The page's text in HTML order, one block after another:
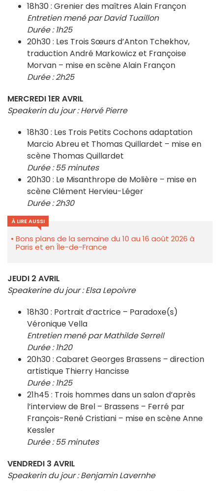
18h30 : Grenier des maîtres Alain Françon
Entretien mené par David Tuaillon
Durée : 1h25
20h30 : Les Trois Sœurs d’Anton Tchekhov,
traduction André Markowicz et Françoise
Morvan – mise en scène Alain Françon
Durée : 2h25
MERCREDI 1ER AVRIL
Speakerin du jour : Hervé Pierre
18h30 : Les Trois Petits Cochons adaptation
Marcio Abreu et Thomas Quillardet – mise en
scène Thomas Quillardet
Durée : 55 minutes
20h30 : Le Misanthrope de Molière – mise en
scène Clément Hervieu-Léger
Durée : 2h30
À LIRE AUSSI
Bons plans de la semaine du 10 au 16 août 2026 à
Paris et en Île-de-France
JEUDI 2 AVRIL
Speakerine du jour : Elsa Lepoivre
18h30 : Portrait d’actrice – Paradoxe(s)
Véronique Vella
Entretien mené par Mathilde Serrell
Durée : 1h20
20h30 : Cabaret Georges Brassens – direction
artistique Thierry Hancisse
Durée : 1h25
21h45 : Trois hommes dans un salon d’après
l’interview de Brel – Brassens – Ferré par
François-René Cristiani – mise en scène Anne
Kessler
Durée : 55 minutes
VENDREDI 3 AVRIL
Speakerin du jour : Benjamin Lavernhe